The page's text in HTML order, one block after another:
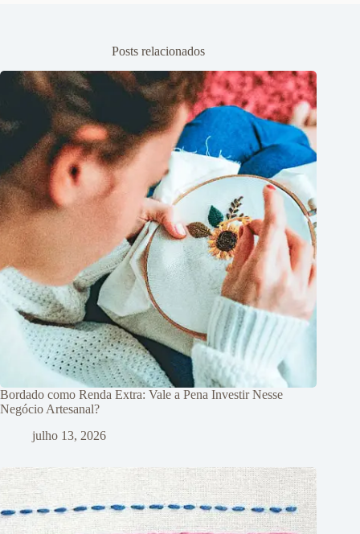
Posts relacionados
Bordado como Renda Extra: Vale a Pena Investir Nesse
Negócio Artesanal?
julho 13, 2026